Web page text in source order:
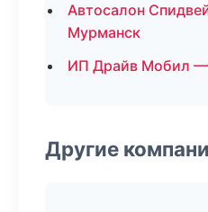
Автосалон
Мурманск
ИП Драйв Мобил
Другие